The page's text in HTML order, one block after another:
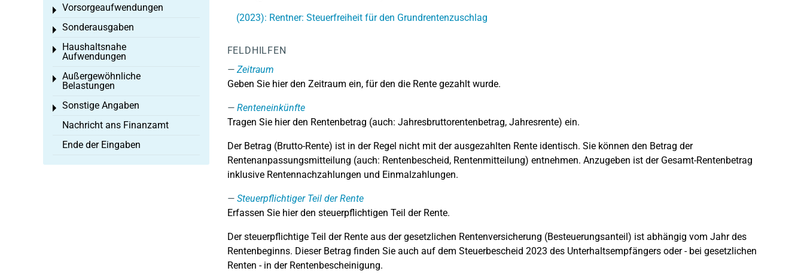
(2023): Rentner: Steuerfreiheit für den Grundrentenzuschlag
FELDHILFEN
Zeitraum
Geben Sie hier den Zeitraum ein, für den die Rente gezahlt wurde.
Renteneinkünfte
Tragen Sie hier den Rentenbetrag (auch: Jahresbruttorentenbetrag, Jahresrente) ein.
Der Betrag (Brutto-Rente) ist in der Regel nicht mit der ausgezahlten Rente identisch. Sie können den Betrag der
Rentenanpassungsmitteilung (auch: Rentenbescheid, Rentenmitteilung) entnehmen. Anzugeben ist der Gesamt-Rentenbetrag
inklusive Rentennachzahlungen und Einmalzahlungen.
Steuerpflichtiger Teil der Rente
Erfassen Sie hier den steuerpflichtigen Teil der Rente.
Der steuerpflichtige Teil der Rente aus der gesetzlichen Rentenversicherung (Besteuerungsanteil) ist abhängig vom Jahr des
Rentenbeginns. Dieser Betrag finden Sie auch auf dem Steuerbescheid 2023 des Unterhaltsempfängers oder - bei gesetzlichen
Renten - in der Rentenbescheinigung.
Vorsorgeaufwendungen
Toggle menu
Sonderausgaben
Toggle menu
Haushaltsnahe
Aufwendungen
Toggle menu
Außergewöhnliche
Belastungen
Toggle menu
Sonstige Angaben
Toggle menu
Nachricht ans Finanzamt
Ende der Eingaben